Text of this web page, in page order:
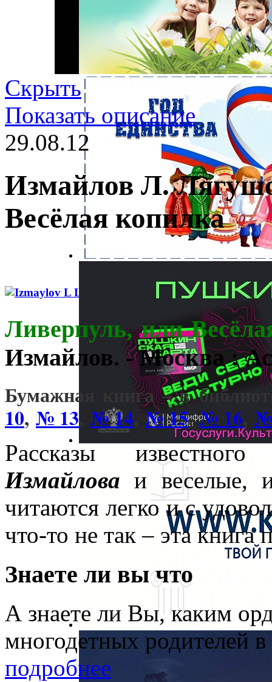
Скрыть
Показать описание
29.08.12
Измайлов Л.
Весёлая копилка
Ливерпуль, или
Измайлов. - Москва :
Бумажная книга – в
10, № 13 № 14 ,№ 15,№ 16 №
Рассказы
Измайлова и веселые,
читаются легко и с
что-то не так – эта книга
Знаете ли вы что
А знаете ли Вы, каким
многодетных родителей
подробнее